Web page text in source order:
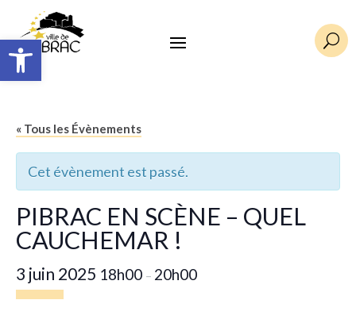
Ouvrir la barre d’outils U
« Tous les Évènements
Cet évènement est passé.
PIBRAC EN SCÈNE – QUEL
CAUCHEMAR !
3 juin 2025 18h00 – 20h00